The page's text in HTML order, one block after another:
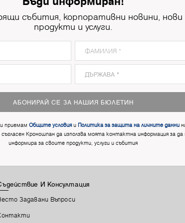
Oak
събития, корпоративни новини, нови
продукти и услуги.
АБОНИРАЙ СЕ ЗА НАШИЯ БЮЛЕТИН
приемамОбщите условияи Политика за защита на личните данни
Кроношпан да използва моята контактна информация за да
информира за своите продукти, услуги и събития
И Консултация
Задавани Въпроси